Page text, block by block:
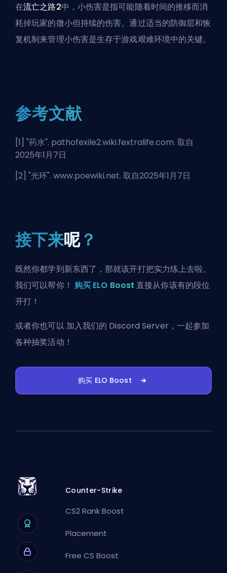
在流亡之路2中，小伤害是指可能随着时间的推移而消
耗掉玩家的微小但持续的伤害。通过适当的防御层和恢
复机制来管理小伤害是生存于游戏艰难环境中的关键。
参考文献
[1] "药水". pathofexile2.wiki.fextralife.com. 取自
2025年1月7日
[2] "光环". www.poewiki.net. 取自2025年1月7日
接下来呢？
既然你都学到新东西了，那就该开打把实力练上去啦。
我们可以帮你！ 购买 ELO Boost 直接从你该有的段位
开打！
或者你也可以 加入我们的 Discord Server ，一起参加
各种抽奖活动！
购买 ELO Boost
Counter-Strike
CS2 Rank Boost
Placement
Free CS Boost